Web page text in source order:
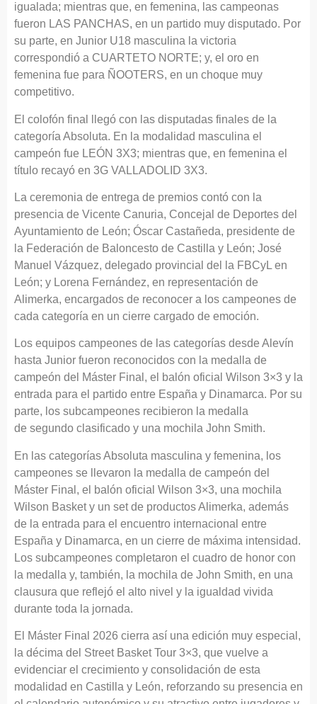
igualada; mientras que, en femenina, las campeonas
fueron LAS PANCHAS, en un partido muy disputado. Por
su parte, en Junior U18 masculina la victoria
correspondió a CUARTETO NORTE; y, el oro en
femenina fue para ÑOOTERS, en un choque muy
competitivo.
El colofón final llegó con las disputadas finales de la
categoría Absoluta. En la modalidad masculina el
campeón fue LEÓN 3X3; mientras que, en femenina el
título recayó en 3G VALLADOLID 3X3.
La ceremonia de entrega de premios contó con la
presencia de Vicente Canuria, Concejal de Deportes del
Ayuntamiento de León; Óscar Castañeda, presidente de
la Federación de Baloncesto de Castilla y León; José
Manuel Vázquez, delegado provincial del la FBCyL en
León; y Lorena Fernández, en representación de
Alimerka, encargados de reconocer a los campeones de
cada categoría en un cierre cargado de emoción.
Los equipos campeones de las categorías desde Alevín
hasta Junior fueron reconocidos con la medalla de
campeón del Máster Final, el balón oficial Wilson 3×3 y la
entrada para el partido entre España y Dinamarca. Por su
parte, los subcampeones recibieron la medalla
de segundo clasificado y una mochila John Smith.
En las categorías Absoluta masculina y femenina, los
campeones se llevaron la medalla de campeón del
Máster Final, el balón oficial Wilson 3×3, una mochila
Wilson Basket y un set de productos Alimerka, además
de la entrada para el encuentro internacional entre
España y Dinamarca, en un cierre de máxima intensidad.
Los subcampeones completaron el cuadro de honor con
la medalla y, también, la mochila de John Smith, en una
clausura que reflejó el alto nivel y la igualdad vivida
durante toda la jornada.
El Máster Final 2026 cierra así una edición muy especial,
la décima del Street Basket Tour 3×3, que vuelve a
evidenciar el crecimiento y consolidación de esta
modalidad en Castilla y León, reforzando su presencia en